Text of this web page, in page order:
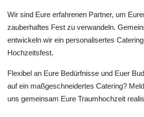
Wir sind Eure erfahrenen Partner, um
zauberhaftes Fest zu verwandeln.
entwickeln wir ein personalisertes
Hochzeitsfest.
Flexibel an Eure Bedürfnisse und Euer
auf ein maßgeschneidertes Catering?
uns gemeinsam Eure Traumhochzeit